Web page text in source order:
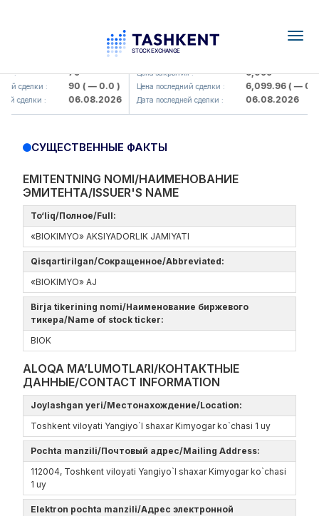
: 79
сделки : 90( — 0.0 )
сделки : 06.08.2026
UZMK (<O'zmetkombinat> AJ)
Цена закрытия : 6,099
Цена последний сделки : 6,099.96( — 0.0
Дата последней сделки : 06.08.2026
СУЩЕСТВЕННЫЕ ФАКТЫ
EMITENTNING NOMI/НАИМЕНОВАНИЕ
ЭМИТЕНТА/ISSUER'S NAME
To‘liq/Полное/Full:
«BIOKIMYO» AKSIYADORLIK JAMIYATI
Qisqartirilgan/Сокращенное/Abbreviated:
«BIOKIMYO» AJ
Birja tikerining nomi/Наименование биржевого
тикера/Name of stock ticker:
BIOK
ALOQA MA’LUMOTLARI/КОНТАКТНЫЕ
ДАННЫЕ/CONTACT INFORMATION
Joylashgan yeri/Местонахождение/Location:
Toshkent viloyati Yangiyo`l shaxar Kimyogar ko`chasi 1 uy
Pochta manzili/Почтовый адрес/Mailing Address:
112004, Toshkent viloyati Yangiyo`l shaxar Kimyogar ko`chasi
1 uy
Elektron pochta manzili/Адрес электронной